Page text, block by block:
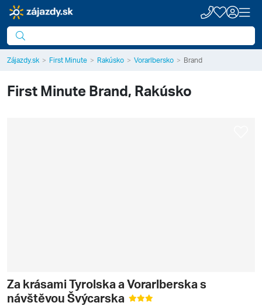
Zájazdy.sk First Minute Rakúsko Vorarlbersko Brand
First MinuteBrand, Rakúsko
Za krásami Tyrolska a Vorarlberska s
návštěvou Švýcarska